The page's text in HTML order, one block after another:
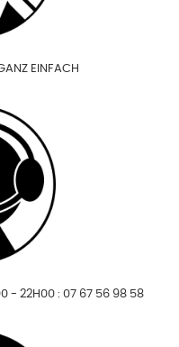
EINFACH
- 22H00 : 07 67 56 98 58